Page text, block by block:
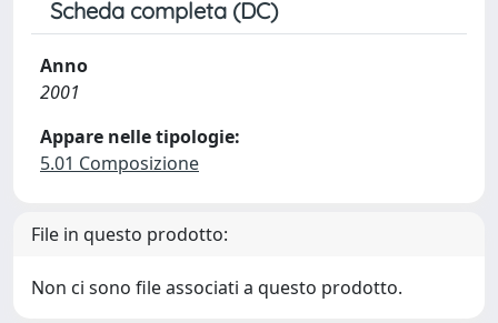
Scheda completa (DC)
Anno
2001
Appare nelle tipologie:
5.01 Composizione
File in questo prodotto:
Non ci sono file associati a questo prodotto.